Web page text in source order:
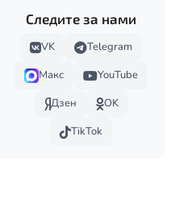
Следите за нами
VK
Telegram
Макс
YouTube
Дзен
OK
TikTok